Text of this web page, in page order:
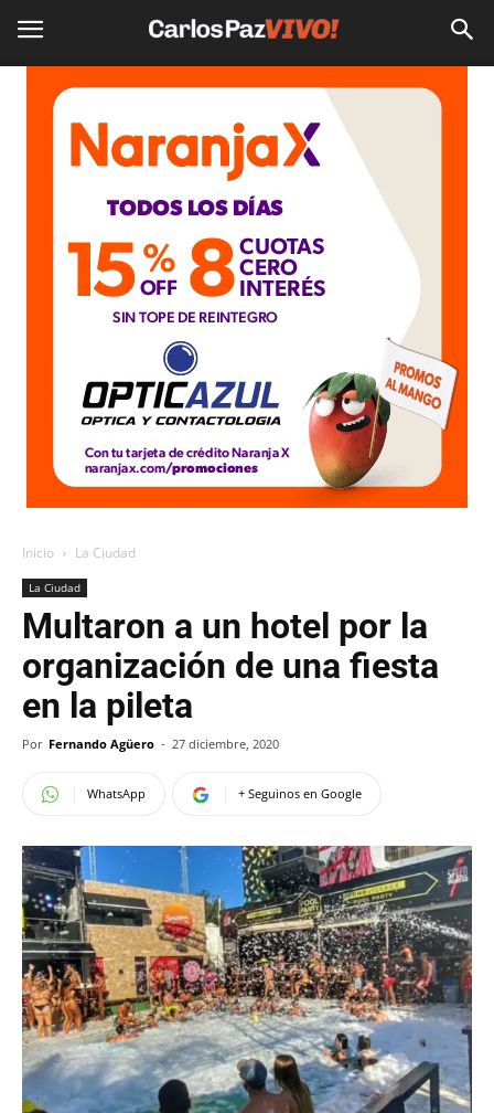
Inicio La Ciudad
La Ciudad
Multaron a un hotel por la
organización de una fiesta
en la pileta
Por Fernando Agüero - 27 diciembre, 2020
WhatsApp + Seguinos en Google